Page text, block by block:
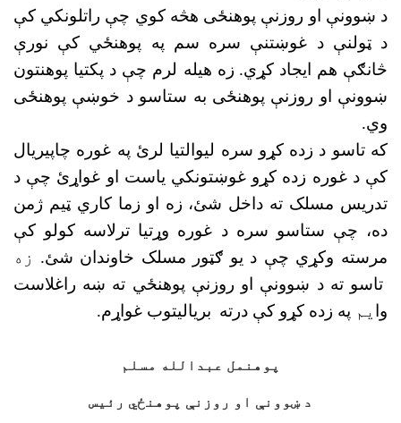
د ښوونې او روزنې پوهنځی هڅه کوي چې راتلونکي کې
د ټولنې د غوښتنې سره سم په پوهنځي کې نورې
څانګې هم ايجاد کړي. زه هیله لرم چې د پکتيا پوهنتون
ښوونې او روزنې پوهنځی به ستاسو د خوښې پوهنځی
وي.
که تاسو د زده کړو سره لیوالتیا لرئ په غوره چاپیریال
کې د غوره زده کړو غوښتونکي یاست او غواړئ چې د
تدریس مسلک ته داخل شئ، زه او زما کاري ټيم ژمن
ده، چې ستاسو سره د غوره وړتیا ترلاسه کولو کې
مرسته وکړي چې د يو ګټور مسلک خاوندان شئ. زه
تاسو ته د ښوونې او روزنې پوهنځي ته ښه راغلاست
وا يم په زده کړو کې درته بریالیتوب غواړم.
پوهنمل عبدالله مسلم
د ښوونې او روزنې پوهنځي رئيس